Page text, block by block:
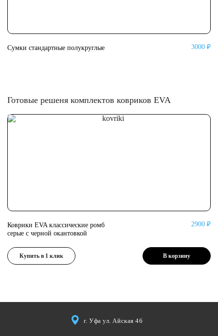
Сумки стандартные полукруглые 3000 ₽
Готовые решеня комплектов ковриков EVA
Коврики EVA классические ромб
серые с черной окантовкой
2900 ₽
Купить в 1 клик В корзину
г. Уфа ул. Айская 46